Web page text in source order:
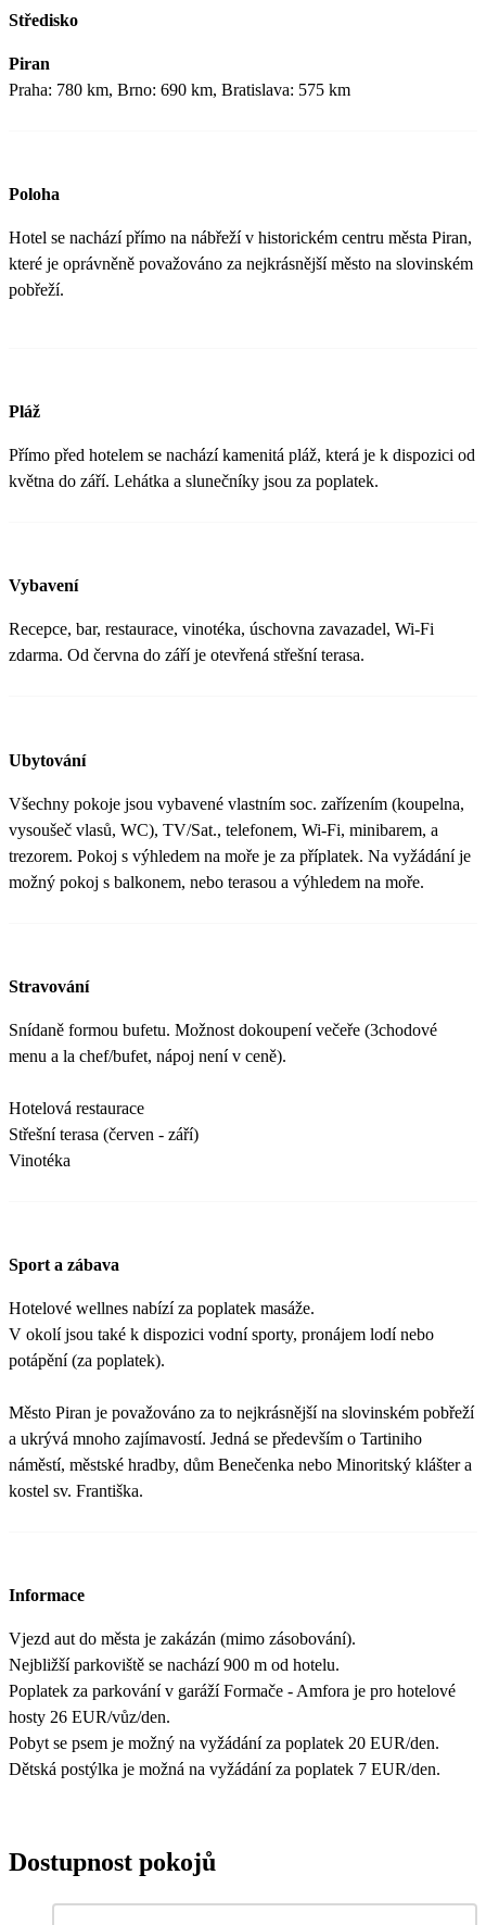
Středisko
Piran
Praha: 780 km, Brno: 690 km, Bratislava: 575 km
Poloha
Hotel se nachází přímo na nábřeží v historickém centru města Piran,
které je oprávněně považováno za nejkrásnější město na slovinském
pobřeží.
Pláž
Přímo před hotelem se nachází kamenitá pláž, která je k dispozici od
května do září. Lehátka a slunečníky jsou za poplatek.
Vybavení
Recepce, bar, restaurace, vinotéka, úschovna zavazadel, Wi-Fi
zdarma. Od června do září je otevřená střešní terasa.
Ubytování
Všechny pokoje jsou vybavené vlastním soc. zařízením (koupelna,
vysoušeč vlasů, WC), TV/Sat., telefonem, Wi-Fi, minibarem, a
trezorem. Pokoj s výhledem na moře je za příplatek. Na vyžádání je
možný pokoj s balkonem, nebo terasou a výhledem na moře.
Stravování
Snídaně formou bufetu. Možnost dokoupení večeře (3chodové
menu a la chef/bufet, nápoj není v ceně).
Hotelová restaurace
Střešní terasa (červen - září)
Vinotéka
Sport a zábava
Hotelové wellnes nabízí za poplatek masáže.
V okolí jsou také k dispozici vodní sporty, pronájem lodí nebo
potápění (za poplatek).
Město Piran je považováno za to nejkrásnější na slovinském pobřeží
a ukrývá mnoho zajímavostí. Jedná se především o Tartiniho
náměstí, městské hradby, dům Benečenka nebo Minoritský klášter a
kostel sv. Františka.
Informace
Vjezd aut do města je zakázán (mimo zásobování).
Nejbližší parkoviště se nachází 900 m od hotelu.
Poplatek za parkování v garáží Formače - Amfora je pro hotelové
hosty 26 EUR/vůz/den.
Pobyt se psem je možný na vyžádání za poplatek 20 EUR/den.
Dětská postýlka je možná na vyžádání za poplatek 7 EUR/den.
Dostupnost pokojů